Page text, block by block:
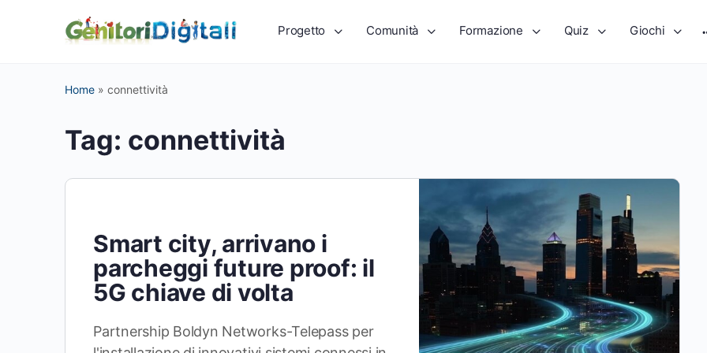
Progetto Comunità Formazione Quiz Giochi
Home » connettività
Tag: connettività
Smart city, arrivano i
parcheggi future proof: il
5G chiave di volta
Partnership Boldyn Networks-Telepass per